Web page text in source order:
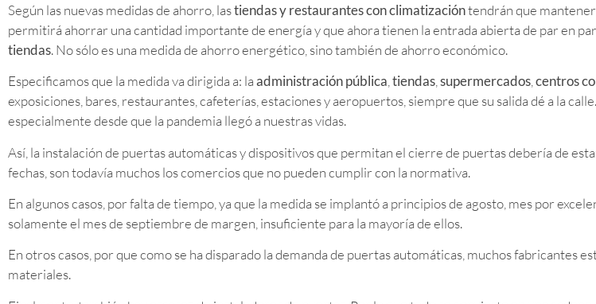
Según las nuevas medidas de ahorro, lastiendas y restaurantes con climatizacióntendrán que
permitirá ahorrar una cantidad importante de energía y que ahora tienen la entrada abierta de par en
tiendas. No sólo es una medida de ahorro energético, sino también de ahorro económico.
Especificamos que la medida va dirigida a: laadministración pública,tiendas,supermercados,centros
exposiciones, bares, restaurantes, cafeterías, estaciones y aeropuertos, siempre que su salida dé a la
especialmente desde que la pandemia llegó a nuestras vidas.
Así, la instalación de puertas automáticas y dispositivos que permitan el cierre de puertas debería de
fechas, son todavía muchos los comercios que no pueden cumplir con la normativa.
En algunos casos, por falta de tiempo, ya que la medida se implantó a principios de agosto, mes por
solamente el mes de septiembre de margen, insuficiente para la mayoría de ellos.
En otros casos, por que como se ha disparado la demanda de puertas automáticas, muchos fabricantes
materiales.